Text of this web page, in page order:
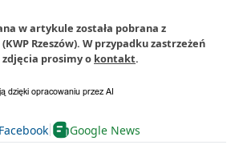
w artykule została pobrana z
Rzeszów). W przypadku zastrzeżeń
prosimy o kontakt.
Facebook Google News